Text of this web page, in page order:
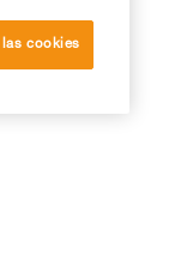
cookies